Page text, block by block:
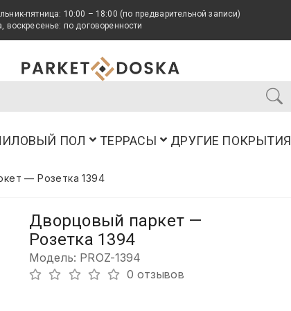
пятница: 10:00 – 18:00 (по предварительной записи)
воскресенье: по договоренности
ПОЛ ТЕРРАСЫ ДРУГИЕ ПОКРЫТИЯ
— Розетка 1394
Дворцовый паркет —
Розетка 1394
Модель: PROZ-1394
0 отзывов